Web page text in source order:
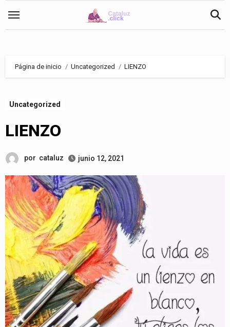
Página de inicio Uncategorized LIENZO
Uncategorized
LIENZO
por cataluz junio 12, 2021